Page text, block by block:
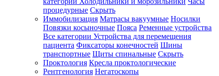
процедурные Скрыть
Иммобилизация Матрасы вакуумные Носилки
Повязки косыночные Пояса Ременные устройства
Все категории Устройства для перемещения
пациента Фиксаторы конечностей Шины
транспортные Щиты спинальные Скрыть
Проктология Кресла проктологические
Рентгенология Негатоскопы